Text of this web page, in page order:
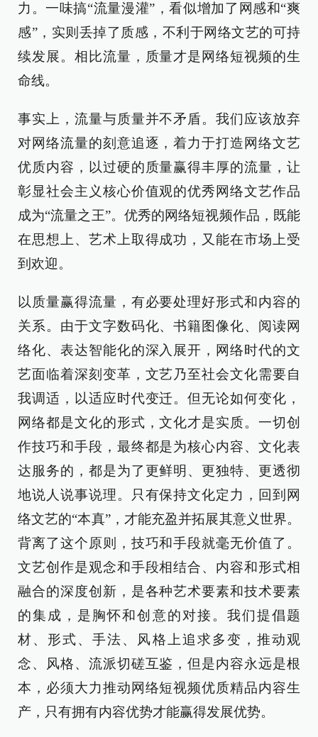
力。一味搞“流量漫灌”，看似增加了网感和“爽
感”，实则丢掉了质感，不利于网络文艺的可持
续发展。相比流量，质量才是网络短视频的生
命线。
事实上，流量与质量并不矛盾。我们应该放弃
对网络流量的刻意追逐，着力于打造网络文艺
优质内容，以过硬的质量赢得丰厚的流量，让
彰显社会主义核心价值观的优秀网络文艺作品
成为“流量之王”。优秀的网络短视频作品，既能
在思想上、艺术上取得成功，又能在市场上受
到欢迎。
以质量赢得流量，有必要处理好形式和内容的
关系。由于文字数码化、书籍图像化、阅读网
络化、表达智能化的深入展开，网络时代的文
艺面临着深刻变革，文艺乃至社会文化需要自
我调适，以适应时代变迁。但无论如何变化，
网络都是文化的形式，文化才是实质。一切创
作技巧和手段，最终都是为核心内容、文化表
达服务的，都是为了更鲜明、更独特、更透彻
地说人说事说理。只有保持文化定力，回到网
络文艺的“本真”，才能充盈并拓展其意义世界。
背离了这个原则，技巧和手段就毫无价值了。
文艺创作是观念和手段相结合、内容和形式相
融合的深度创新，是各种艺术要素和技术要素
的集成，是胸怀和创意的对接。我们提倡题
材、形式、手法、风格上追求多变，推动观
念、风格、流派切磋互鉴，但是内容永远是根
本，必须大力推动网络短视频优质精品内容生
产，只有拥有内容优势才能赢得发展优势。